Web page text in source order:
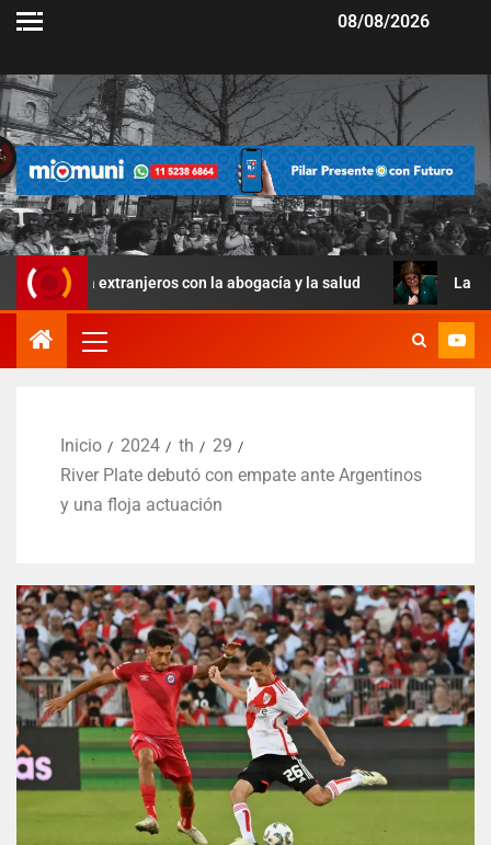
08/08/2026
extranjeros con la abogacía y la salud La Ley de
Inicio 2024 th
29
River Plate debutó con empate ante Argentinos
y una floja actuación